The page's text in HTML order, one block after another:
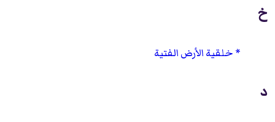
خ
خلقية الأرض الفتية
د